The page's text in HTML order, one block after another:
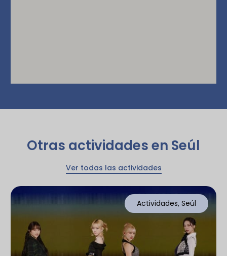
Otras actividades en Seúl
Ver todas las actividades
Actividades, Seúl